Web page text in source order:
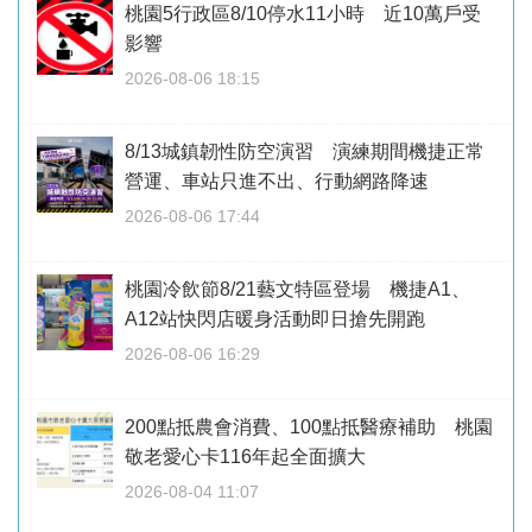
桃園5行政區8/10停水11小時 近10萬戶受
影響
2026-08-06 18:15
8/13城鎮韌性防空演習 演練期間機捷正常
營運、車站只進不出、行動網路降速
2026-08-06 17:44
桃園冷飲節8/21藝文特區登場 機捷A1、
A12站快閃店暖身活動即日搶先開跑
2026-08-06 16:29
200點抵農會消費、100點抵醫療補助 桃園
敬老愛心卡116年起全面擴大
2026-08-04 11:07